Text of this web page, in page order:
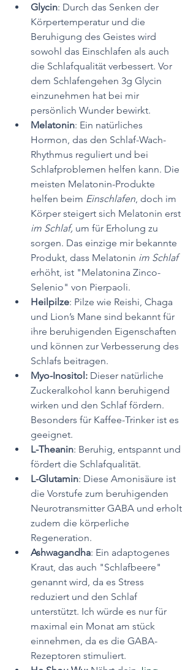
Glycin: Durch das Senken der
Körpertemperatur und die
Beruhigung des Geistes wird
sowohl das Einschlafen als auch
die Schlafqualität verbessert. Vor
dem Schlafengehen 3g Glycin
einzunehmen hat bei mir
persönlich Wunder bewirkt.
Melatonin: Ein natürliches
Hormon, das den Schlaf-Wach-
Rhythmus reguliert und bei
Schlafproblemen helfen kann. Die
meisten Melatonin-Produkte
helfen beim Einschlafen , doch im
Körper steigert sich Melatonin erst
im Schlaf, um für Erholung zu
sorgen. Das einzige mir bekannte
Produkt, dass Melatonin im Schlaf
erhöht, ist "Melatonina Zinco-
Selenio" von Pierpaoli.
Heilpilze: Pilze wie Reishi, Chaga
und Lion’s Mane sind bekannt für
ihre beruhigenden Eigenschaften
und können zur Verbesserung des
Schlafs beitragen.
Myo-Inositol: Dieser natürliche
Zuckeralkohol kann beruhigend
wirken und den Schlaf fördern.
Besonders für Kaffee-Trinker ist es
geeignet.
L-Theanin: Beruhig, entspannt und
fördert die Schlafqualität.
L-Glutamin: Diese Amonisäure ist
die Vorstufe zum beruhigenden
Neurotransmitter GABA und erholt
zudem die körperliche
Regeneration.
Ashwagandha: Ein adaptogenes
Kraut, das auch "Schlafbeere"
genannt wird, da es Stress
reduziert und den Schlaf
unterstützt. Ich würde es nur für
maximal ein Monat am stück
einnehmen, da es die GABA-
Rezeptoren stimuliert.